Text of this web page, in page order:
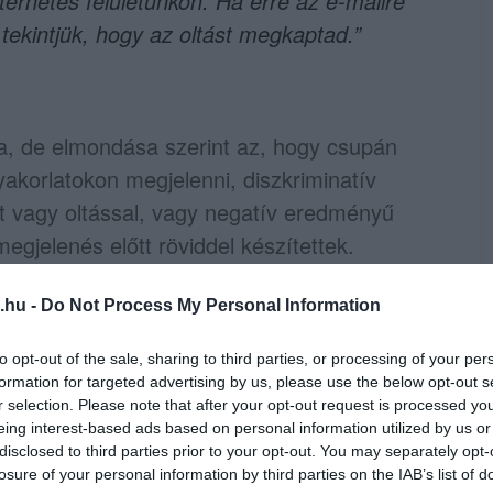
- Do Not Process My Personal Information
opt-out of the sale, sharing to third parties, or processing of your
for targeted advertising by us, please use the below opt-out
selection. Please note that after your opt-out request is processed
interest-based ads based on personal information utilized by us
to third parties prior to your opt-out. You may separately
of your personal information by third parties on the IAB’s list of
hogy az oltást megkaptad.”
de elmondása szerint az, hogy csupán
megjelenni, diszkriminatív
oltással, vagy negatív eredményű
előtt röviddel készítettek.
mutatja be a helyzetet, mintha ez a
nyelven egy második levél is követte,
a diákok előző e-mailre adott
mindenkit, és arra kér, regisztrációja
Ezek után hozzáteszi: